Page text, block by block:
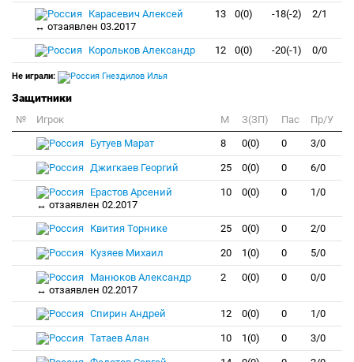
Карасевич Алексей
↔ отзаявлен 03.2017
13 0(0) -18(-2) 2/1
Корольков Александр 12 0(0) -20(-1) 0/0
Не играли: Гнездилов Илья
Защитники
№ Игрок M З(ЗП) Пас
Пр/У
Бутуев Марат
8 0(0) 0 3/0
Джигкаев Георгий 25 0(0) 0 6/0
Ерастов Арсений
↔ отзаявлен 02.2017
10 0(0) 0 1/0
Квития Торнике 25 0(0) 0 2/0
Кузяев Михаил 20 1(0) 0 5/0
Манюков Александр
↔ отзаявлен 02.2017
2 0(0) 0 0/0
Спирин Андрей 12 0(0) 0 1/0
Татаев Алан 10 1(0) 0 3/0